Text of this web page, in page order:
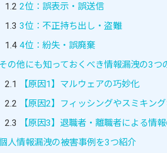
1.2 2位：誤表示・誤送信
1.3 3位：不正持ち出し・盗難
1.44位：紛失・誤廃棄
その他にも知っておくべき情報漏洩の3つ
2.1
【原因1】マルウェアの巧妙化
2.2 【原因2】フィッシングやスミキン
2.3 【原因3】退職者・離職者による情
人情報漏洩の被害事例を3つ紹介